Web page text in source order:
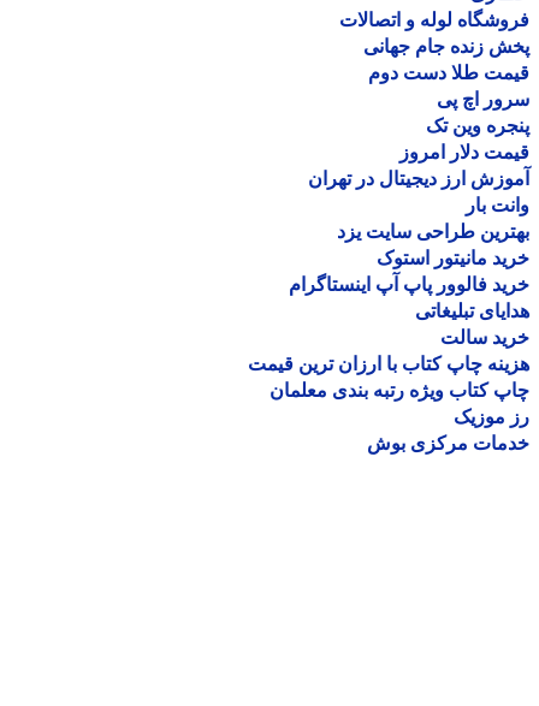
لوله و اتصالات
زنده جام جهانی
طلا دست دوم
اچ پی
وین تک
دلار امروز
ارز دیجیتال در تهران
بار
طراحی سایت یزد
مانیتور استوک
فالوور پاپ آپ اینستاگرام
تبلیغاتی
سالت
چاپ کتاب با ارزان ترین قیمت
کتاب ویژه رتبه بندی معلمان
موزیک
مرکزی بوش